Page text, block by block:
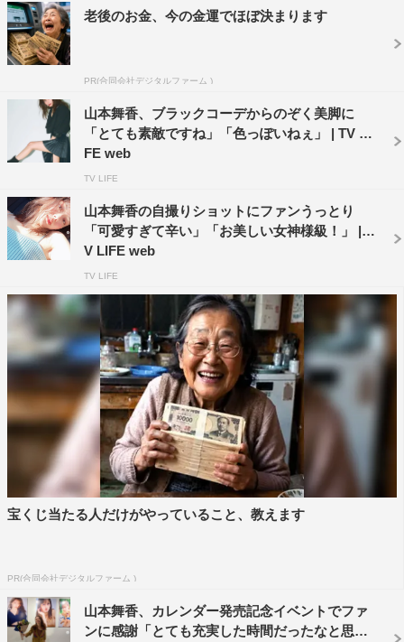
老後のお金、今の金運でほぼ決まります
PR(合同会社デジタルファーム )
山本舞香、ブラックコーデからのぞく美脚に
「とても素敵ですね」「色っぽいねぇ」 | TV LI
FE web
TV LIFE
山本舞香の自撮りショットにファンうっとり
「可愛すぎて辛い」「お美しい女神様級！」 | T
V LIFE web
TV LIFE
宝くじ当たる人だけがやっていること、教えます
PR(合同会社デジタルファーム )
山本舞香、カレンダー発売記念イベントでファ
ンに感謝「とても充実した時間だったなと思っ